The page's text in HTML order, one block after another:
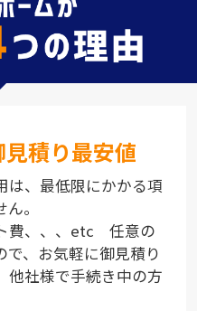
見積り最安値
は、最低限にかかる項
。
、、、etc 任意の
、お気軽に御見積り
他社様で手続き中の方